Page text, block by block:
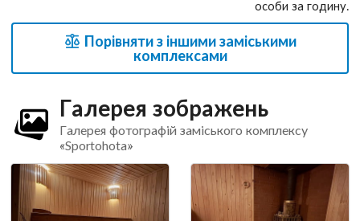
особи за годину.
Порівняти з іншими заміськими
комплексами
Галерея зображень
Галерея фотографій заміського комплексу
«Sportohota»